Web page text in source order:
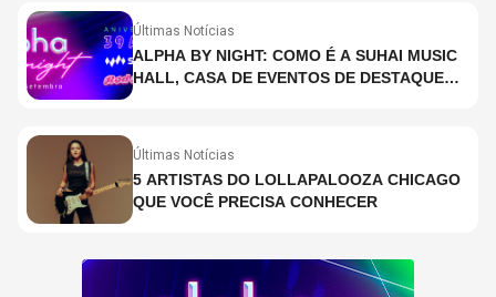
Últimas Notícias
ALPHA BY NIGHT: COMO É A SUHAI MUSIC
HALL, CASA DE EVENTOS DE DESTAQUE
Últimas Notícias
5 ARTISTAS DO LOLLAPALOOZA CHICAGO
QUE VOCÊ PRECISA CONHECER